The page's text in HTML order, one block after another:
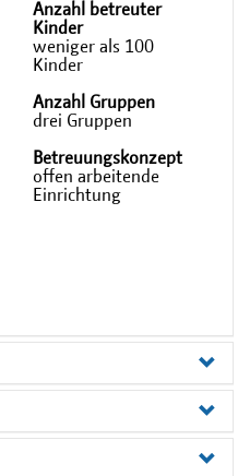
Anzahl betreuter
Kinder
weniger als 100
Kinder
Anzahl Gruppen
drei Gruppen
Betreuungskonzept
offen arbeitende
Einrichtung